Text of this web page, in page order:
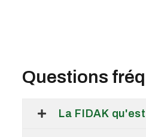
Questions
La FIDAK